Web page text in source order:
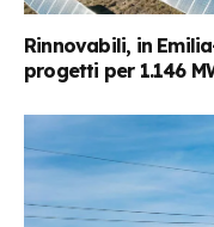
Rinnovabili, in
progetti per 1.146